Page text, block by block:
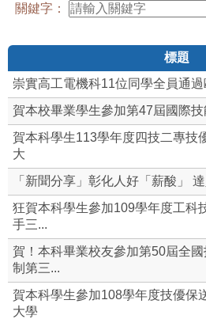
關鍵字：
標題
崇實高工電機科11位同學全員通
賀本校畢業學生參加第47屆國際
賀本科學生113學年度四技二專技
大
「新聞分享」彰化人好「薪酸」
狂賀本科學生參加109學年度工科
手三...
賀！本科畢業校友參加第50屆全
制第三...
賀本科學生參加108學年度技優保
大學